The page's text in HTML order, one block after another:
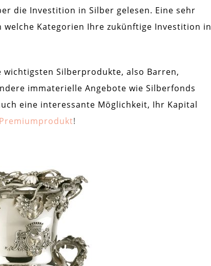
die Investition in Silber gelesen. Eine sehr
Kategorien Ihre zukünftige Investition in
Silberprodukte, also Barren,
immaterielle Angebote wie Silberfonds
eine interessante Möglichkeit, Ihr Kapital
Premiumprodukt!